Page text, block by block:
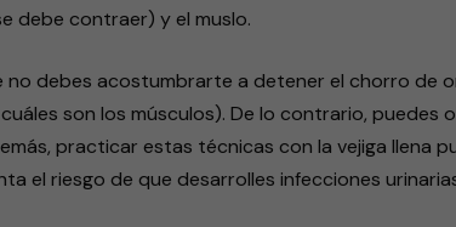
debe contraer) y el muslo.
no debes acostumbrarte a detener el chorro de
son los músculos). De lo contrario,
practicar estas técnicas con la vejiga llena
el riesgo de que desarrolles infecciones